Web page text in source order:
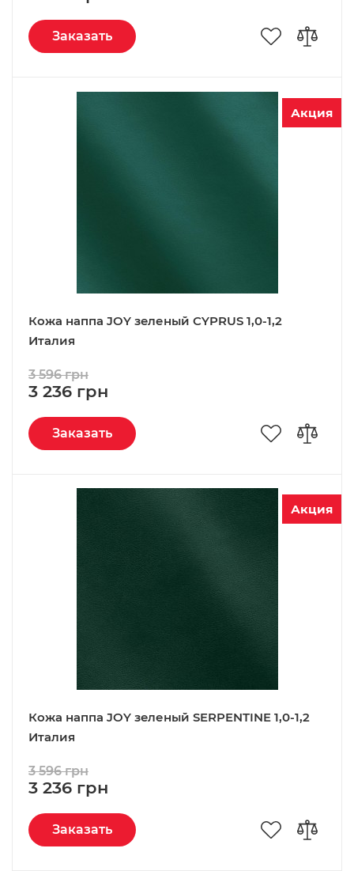
Заказать
Акция
Кожа наппа JOY зeленый CYPRUS 1,0-1,2
Италия
3 236 грн
3 596 грн
Заказать
Акция
Кожа наппа JOY зeленый SERPENTINE 1,0-1,2
Италия
3 236 грн
3 596 грн
Заказать